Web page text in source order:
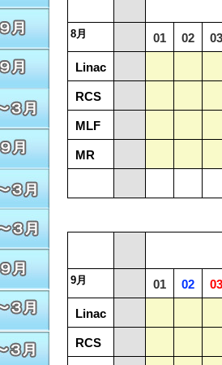
8月 01 02 03
Linac
RCS
MLF
MR
9月 01 02 03
Linac
RCS